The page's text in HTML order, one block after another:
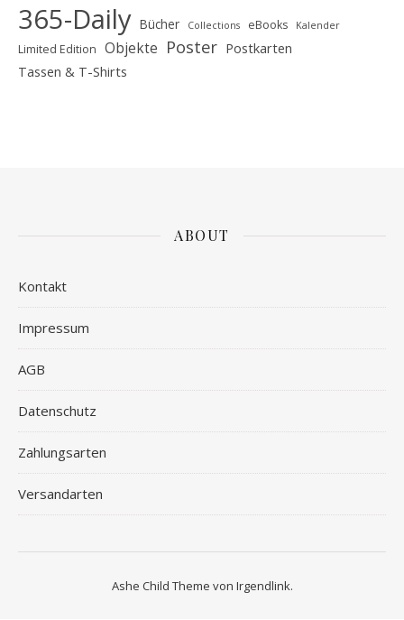
365-Daily Bücher Collections eBooks Kalender
Limited Edition Objekte Poster Postkarten
Tassen & T-Shirts
ABOUT
Kontakt
Impressum
AGB
Datenschutz
Zahlungsarten
Versandarten
Ashe Child Theme von Irgendlink.